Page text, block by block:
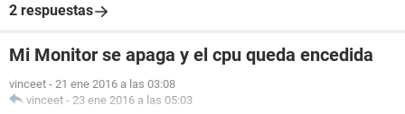
2 respuestas
Mi Monitor se apaga y el cpu queda encedida
vinceet - 21 ene 2016 a las 03:08
vinceet - 23 ene 2016 a las 05:03